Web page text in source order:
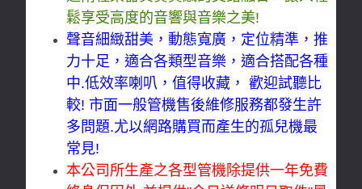
鬆享受高度的音響與音樂之美!
聲音細緻甜美，動態寬廣，定位精準，推
力十足，適合各類型音樂，適合搭配各種
中.低效率喇叭，值得收藏， 歡迎試聽比
較! 市面一般管機售後維修服務都發生許
多問題.尤以網路購買而產生的孤兒機最
常見!
本公司所生產之各型管機除提供一年免費